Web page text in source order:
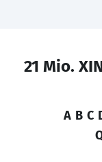
21 Mio.
A B C